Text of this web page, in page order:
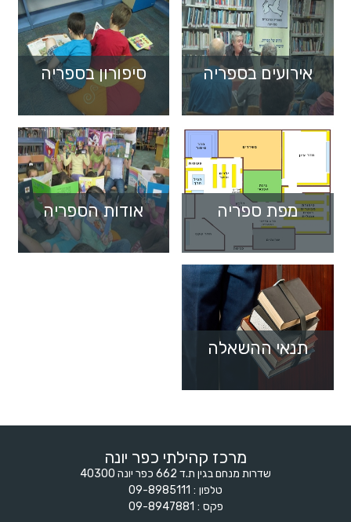
אירועים בספריה סיפורון בספריה
מפת ספריה אודות הספריה
תנאי ההשאלה
מרכז קהילתי כפר יונה
שדרות מנחם בגין ת.ד 662 כפר יונה 40300
טלפון
09-8985111
פקס
09-8947881